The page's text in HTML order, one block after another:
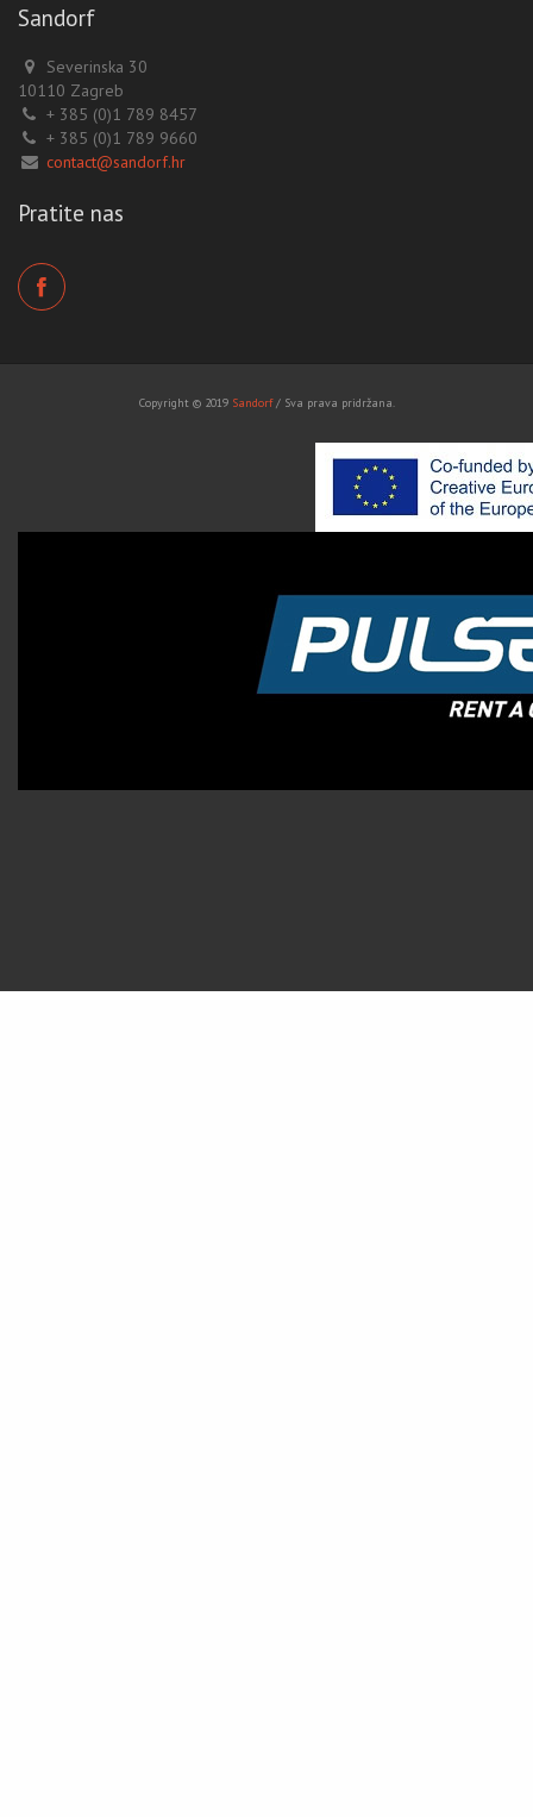
Sandorf
Severinska 30
10110 Zagreb
+ 385 (0)1 789 8457
+ 385 (0)1 789 9660
contact@sandorf.hr
Pratite nas
Copyright © 2019 Sandorf/ Sva prava pridržana.